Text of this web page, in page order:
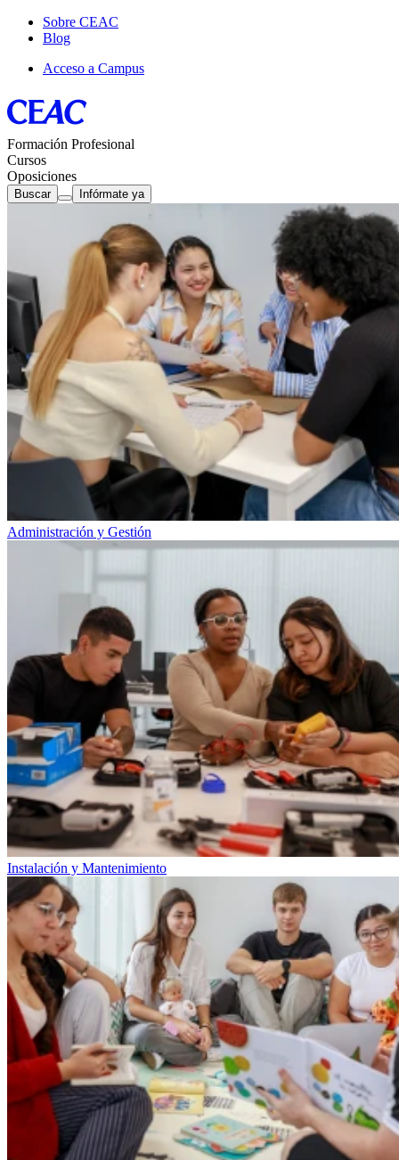
Sobre CEAC
Blog
Acceso a Campus
Formación Profesional
Cursos
Oposiciones
Buscar Infórmate ya
Administración y Gestión
Instalación y Mantenimiento